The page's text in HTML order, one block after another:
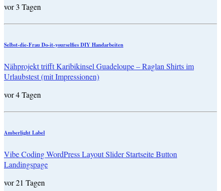
vor 3 Tagen
Selbst-die-Frau Do-it-yourselfies DIY Handarbeiten
Nähprojekt trifft Karibikinsel Guadeloupe – Raglan Shirts im
Urlaubstest (mit Impressionen)
vor 4 Tagen
Amberlight Label
Vibe Coding WordPress Layout Slider Startseite Button
Landingspage
vor 21 Tagen